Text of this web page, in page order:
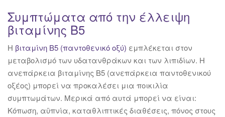
Συμπτώματα από την έλλειψη
βιταμίνης Β5
Η βιταμίνη Β5 (παντοθενικό οξύ) εμπλέκεται στον
μεταβολισμό των υδατανθράκων και των λιπιδίων. Η
ανεπάρκεια βιταμίνης Β5 (ανεπάρκεια παντοθενικού
οξέος) μπορεί να προκαλέσει μια ποικιλία
συμπτωμάτων. Μερικά από αυτά μπορεί να είναι:
Κόπωση, αϋπνία, καταθλιπτικές διαθέσεις, πόνος στους